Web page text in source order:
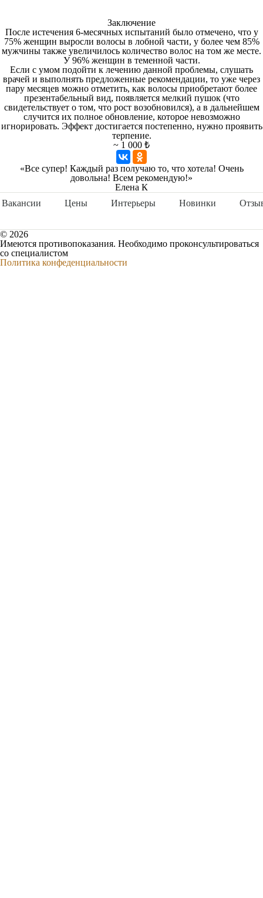
Заключение
После истечения 6-месячных испытаний было отмечено, что у
75% женщин выросли волосы в лобной части, у более чем 85%
мужчины также увеличилось количество волос на том же месте.
У 96% женщин в теменной части.
Если с умом подойти к лечению данной проблемы, слушать
врачей и выполнять предложенные рекомендации, то уже через
пару месяцев можно отметить, как волосы приобретают более
презентабельный вид, появляется мелкий пушок (что
свидетельствует о том, что рост возобновился), а в дальнейшем
случится их полное обновление, которое невозможно
игнорировать. Эффект достигается постепенно, нужно проявить
терпение.
~ 1 000 ₺
«Все супер! Каждый раз получаю то, что хотела! Очень
довольна! Всем рекомендую!»
Елена К
Вакансии
Цены Интерьеры Новинки
© 2026
Имеются противопоказания. Необходимо проконсультироваться
со специалистом
Политика конфеденциальности